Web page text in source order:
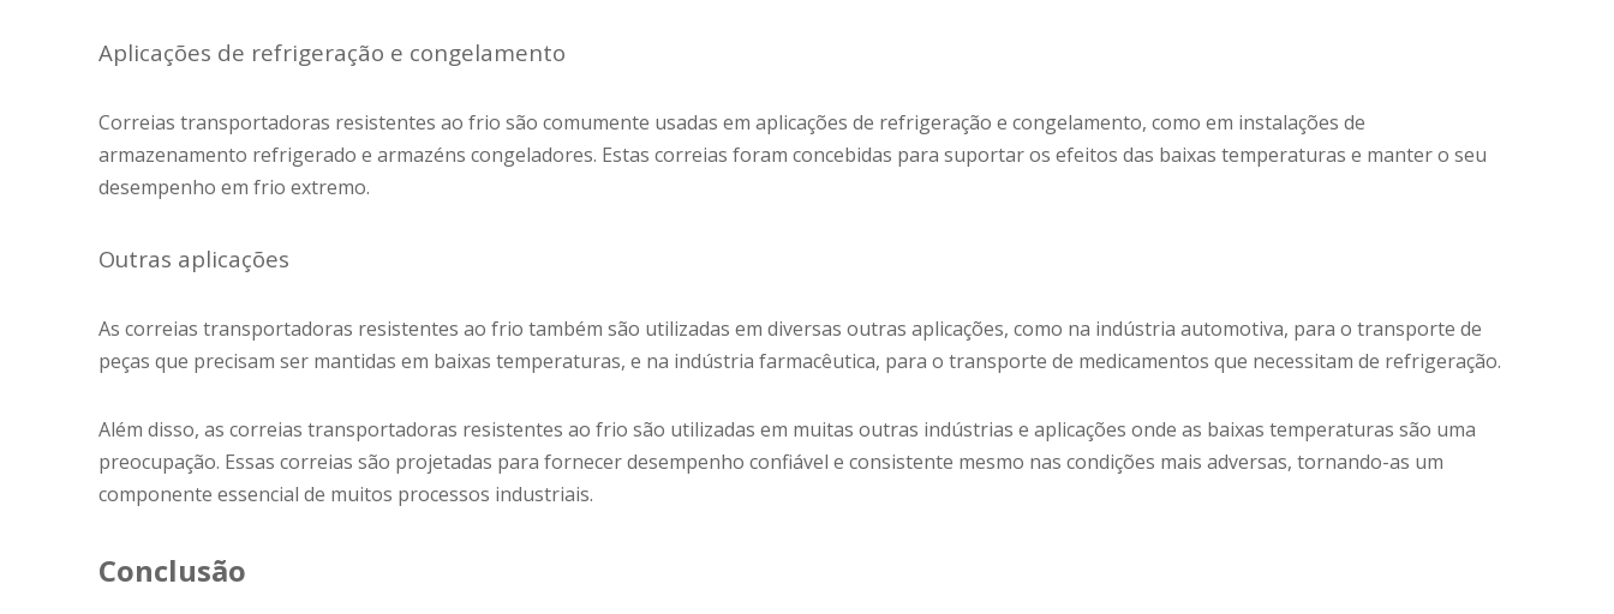
Aplicações de refrigeração e congelamento
Correias transportadoras resistentes ao frio são comumente usadas em aplicações de refrigeração e congelamento, como em instalações de
armazenamento refrigerado e armazéns congeladores. Estas correias foram concebidas para suportar os efeitos das baixas temperaturas e manter o seu
desempenho em frio extremo.
Outras aplicações
As correias transportadoras resistentes ao frio também são utilizadas em diversas outras aplicações, como na indústria automotiva, para o transporte de
peças que precisam ser mantidas em baixas temperaturas, e na indústria farmacêutica, para o transporte de medicamentos que necessitam de refrigeração.
Além disso, as correias transportadoras resistentes ao frio são utilizadas em muitas outras indústrias e aplicações onde as baixas temperaturas são uma
preocupação. Essas correias são projetadas para fornecer desempenho confiável e consistente mesmo nas condições mais adversas, tornando-as um
componente essencial de muitos processos industriais.
Conclusão